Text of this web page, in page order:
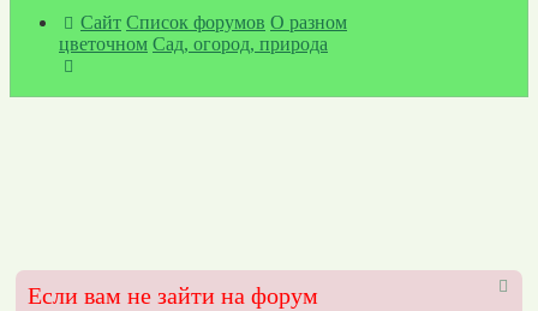
Сайт Список форумов О разном
цветочном Сад, огород, природа
Если вам не зайти на форум